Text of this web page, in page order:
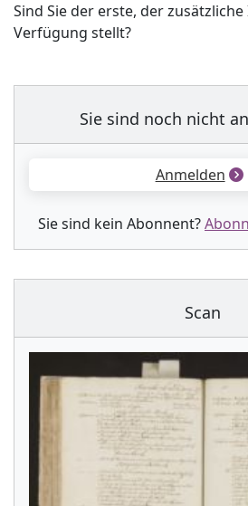
Sind Sie der erste, der
Verfügung stellt?
Sie sind noch nicht
Anmelden
Sie sind kein Abonnent?
Scan